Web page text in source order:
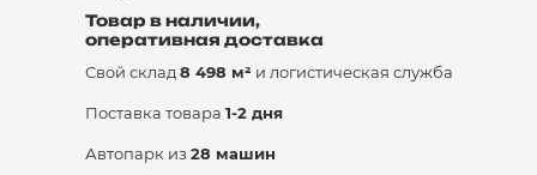
Товар в наличии,
оперативная доставка
Свой склад 8 498 м² и логистическая служба
Поставка товара 1-2 дня
Автопарк из 28 машин